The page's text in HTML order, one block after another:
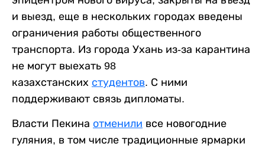
и выезд, еще в нескольких городах введены
ограничения работы общественного
транспорта. Из города Ухань из-за карантина
не могут выехать 98
казахстанских студентов. С ними
поддерживают связь дипломаты.
Власти Пекина отменили все новогодние
гуляния, в том числе традиционные ярмарки